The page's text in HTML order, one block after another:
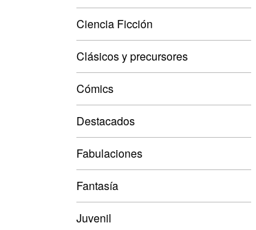
Ciencia Ficción
Clásicos y precursores
Cómics
Destacados
Fabulaciones
Fantasía
Juvenil